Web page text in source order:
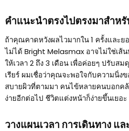
คำแนะนำตรงไปตรงมาสำหรั
ถ้าคุณคาดหวังผลไวมากใน 1 ครั้งและย
ไม่ได้ Bright Melasmax อาจไม่ใช่เ
ให้เวลา 2 ถึง 3 เดือน เพื่อค่อยๆ ปรับส
เรียร์ ผมเชื่อว่าคุณจะพอใจกับความนิ่ง
สบายผิวที่ตามมา คนไข้หลายคนบอกค
ง่ายอีกต่อไป ชีวิตแต่งหน้าก็ง่ายขึ้นเยอะ
วางแผนเวลา การเดินทาง แล